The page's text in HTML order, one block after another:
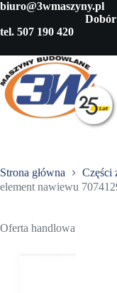
Przejdź
treści
Dobór
tel. 507 190 420
Strona główna
Części
element nawiewu
Oferta handlowa